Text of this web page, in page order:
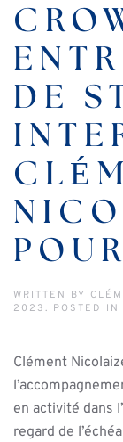
DE
WRITTEN BY
2023 . POSTED IN
Clément
en activité dans
regard de